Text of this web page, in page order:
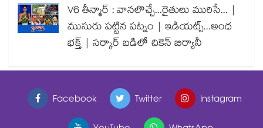
V6 తీన్మార్ : వానలొచ్చే...రైతులు మురిసే... |
ముసురు పట్టిన పట్నం | ఇడియట్స్...అంధ
భక్త్ | సర్కార్ బడిలో చికెన్ బిర్యానీ
Facebook Twitter
Instagram